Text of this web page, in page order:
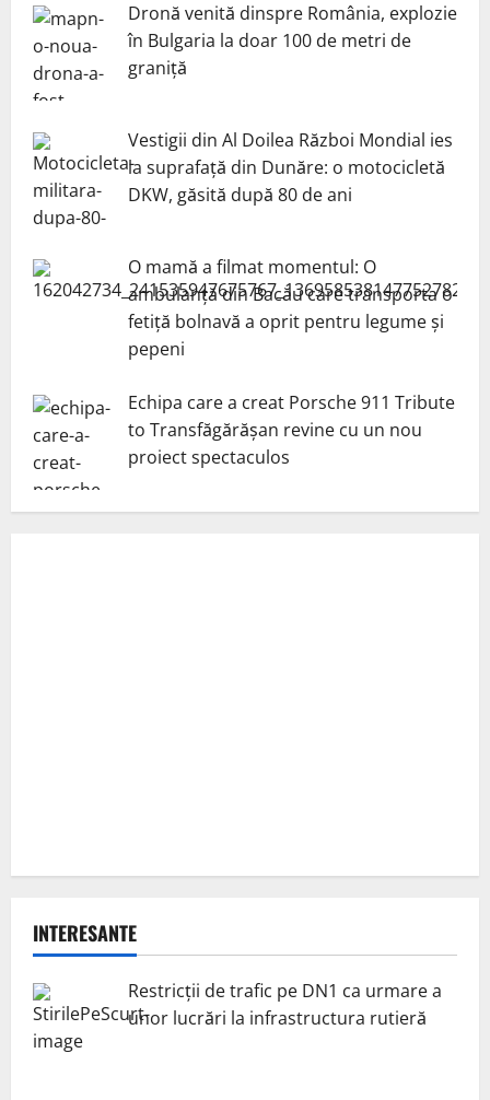
Dronă venită dinspre România, explozie
în Bulgaria la doar 100 de metri de
graniță
Vestigii din Al Doilea Război Mondial ies
la suprafață din Dunăre: o motocicletă
DKW, găsită după 80 de ani
O mamă a filmat momentul: O
ambulanță din Bacău care transporta o
fetiță bolnavă a oprit pentru legume și
pepeni
Echipa care a creat Porsche 911 Tribute
to Transfăgărășan revine cu un nou
proiect spectaculos
INTERESANTE
Restricții de trafic pe DN1 ca urmare a
unor lucrări la infrastructura rutieră